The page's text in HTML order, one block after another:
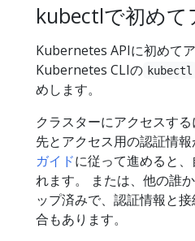
kubectlで初めて
Kubernetes APIに初めてア
Kubernetes CLIの kubectl
めします。
クラスターにアクセスす
先とアクセス用の認証情報
ガイドに従って進めると
れます。 または、他の誰
ップ済みで、認証情報と
合もあります。